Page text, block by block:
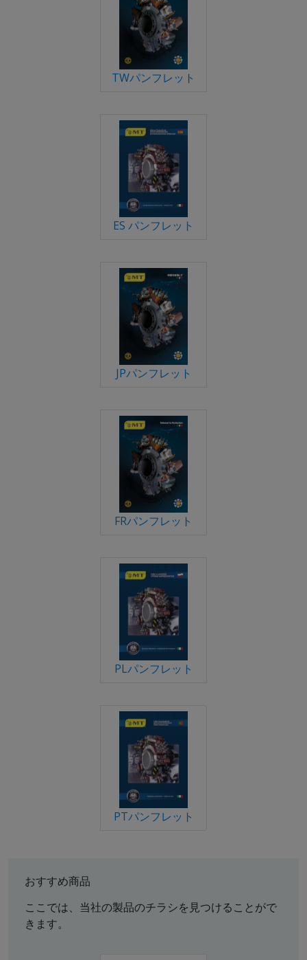
TWパンフレット
ES パンフレット
JPパンフレット
FRパンフレット
PLパンフレット
PTパンフレット
おすすめ商品
ここでは、当社の製品のチラシを見つけることがで
きます。